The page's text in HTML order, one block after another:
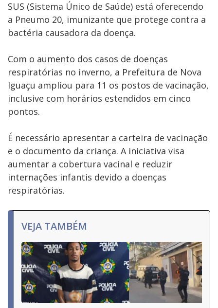
SUS (Sistema Único de Saúde) está oferecendo
a Pneumo 20, imunizante que protege contra a
bactéria causadora da doença.
Com o aumento dos casos de doenças
respiratórias no inverno, a Prefeitura de Nova
Iguaçu ampliou para 11 os postos de vacinação,
inclusive com horários estendidos em cinco
pontos.
É necessário apresentar a carteira de vacinação
e o documento da criança. A iniciativa visa
aumentar a cobertura vacinal e reduzir
internações infantis devido a doenças
respiratórias.
VEJA TAMBÉM